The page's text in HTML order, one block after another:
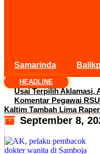
Samarinda
HEADLINE
Usai Terpilih Aklamasi,
Komentar Pegawai
Kaltim Tambah Lima
September 8,